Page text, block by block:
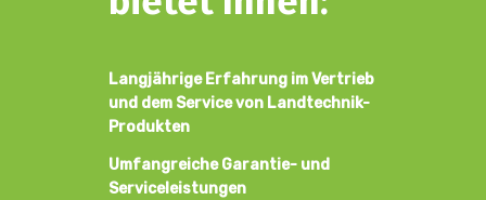
Langjährige Erfahrung im Vertrieb
und dem Service von Landtechnik-
Produkten
Umfangreiche Garantie- und
Serviceleistungen